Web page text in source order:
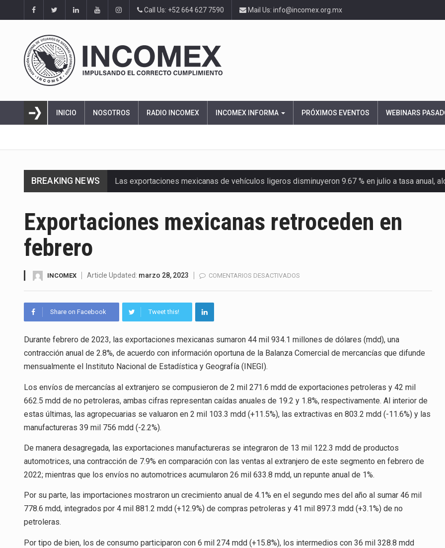
Call Us: +52 664 627 7590 Mail Us: info@incomex.org.mx
INICIO NOSOTROS RADIO INCOMEX INCOMEX INFORMA PRÓXIMOS EVENTOS WEBINARS
BREAKING NEWS Las exportaciones mexicanas de vehículos ligeros disminuyeron 9.67 % en julio a tasa anual,
La Coalition for a Prosperous America (CPA) solicitó al gobierno de Estados Unidos mantener
Ante la suspensión temporal de las inspecciones sanitarias del Departamento de Agricultura
Los créditos fiscales determinados a empresas IMMEX rara vez nacen de una interpretación
La industria automotriz mexicana concentra más de la mitad de las quejas bajo el Mecanismo…
La inversión fija bruta en México registró un aumento de 1.1% interanual en mayo de…
El gobierno de Estados Unidos anunciará un arancel del 15 % sobre los productos fabricados…
El Departamento de Agricultura de Estados Unidos (USDA) suspendió el 5 de agosto de 2026…
Exportaciones mexicanas retroceden en
febrero
INCOMEX Article Updated: marzo 28, 2023 COMENTARIOS DESACTIVADOS
Share on Facebook Tweet this!
Durante febrero de 2023, las exportaciones mexicanas sumaron 44 mil 934.1 millones de dólares (mdd), una
contracción anual de 2.8%, de acuerdo con información oportuna de la Balanza Comercial de mercancías que difunde
mensualmente el Instituto Nacional de Estadística y Geografía (INEGI).
Los envíos de mercancías al extranjero se compusieron de 2 mil 271.6 mdd de exportaciones petroleras y 42 mil
662.5 mdd de no petroleras, ambas cifras representan caídas anuales de 19.2 y 1.8%, respectivamente. Al interior de
estas últimas, las agropecuarias se valuaron en 2 mil 103.3 mdd (+11.5%), las extractivas en 803.2 mdd (-11.6%) y las
manufactureras 39 mil 756 mdd (-2.2%).
De manera desagregada, las exportaciones manufactureras se integraron de 13 mil 122.3 mdd de productos
automotrices, una contracción de 7.9% en comparación con las ventas al extranjero de este segmento en febrero de
2022; mientras que los envíos no automotrices acumularon 26 mil 633.8 mdd, un repunte anual de 1%.
Por su parte, las importaciones mostraron un crecimiento anual de 4.1% en el segundo mes del año al sumar 46 mil
778.6 mdd, integrados por 4 mil 881.2 mdd (+12.9%) de compras petroleras y 41 mil 897.3 mdd (+3.1%) de no
petroleras.
Por tipo de bien, los de consumo participaron con 6 mil 274 mdd (+15.8%), los intermedios con 36 mil 328.8 mdd